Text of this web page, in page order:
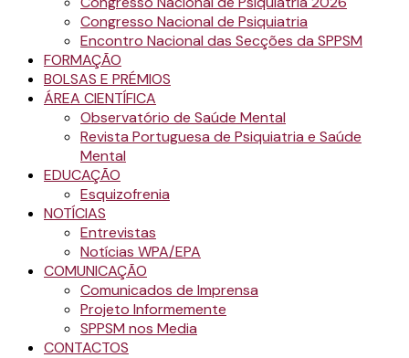
Congresso Nacional de Psiquiatria
Encontro Nacional das Secções da SPPSM
FORMAÇÃO
BOLSAS E PRÉMIOS
ÁREA CIENTÍFICA
Observatório de Saúde Mental
Revista Portuguesa de Psiquiatria e Saúde
Mental
EDUCAÇÃO
Esquizofrenia
NOTÍCIAS
Entrevistas
Notícias WPA/EPA
COMUNICAÇÃO
Comunicados de Imprensa
Projeto Informemente
SPPSM nos Media
CONTACTOS